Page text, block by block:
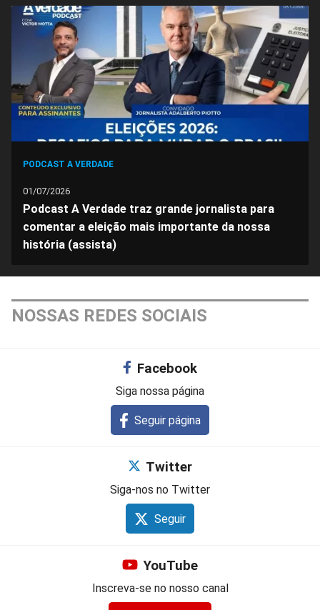
no
Facebook
no
Whatsapp
no
Twitter
no
Messenger
no
Telegram
no
Gettr
PODCAST A VERDADE
01/07/2026
Podcast A Verdade traz grande jornalista para
comentar a eleição mais importante da nossa
história (assista)
NOSSAS REDES SOCIAIS
Facebook
Siga nossa página
Seguir página
Twitter
Siga-nos no Twitter
Seguir
YouTube
Inscreva-se no nosso canal